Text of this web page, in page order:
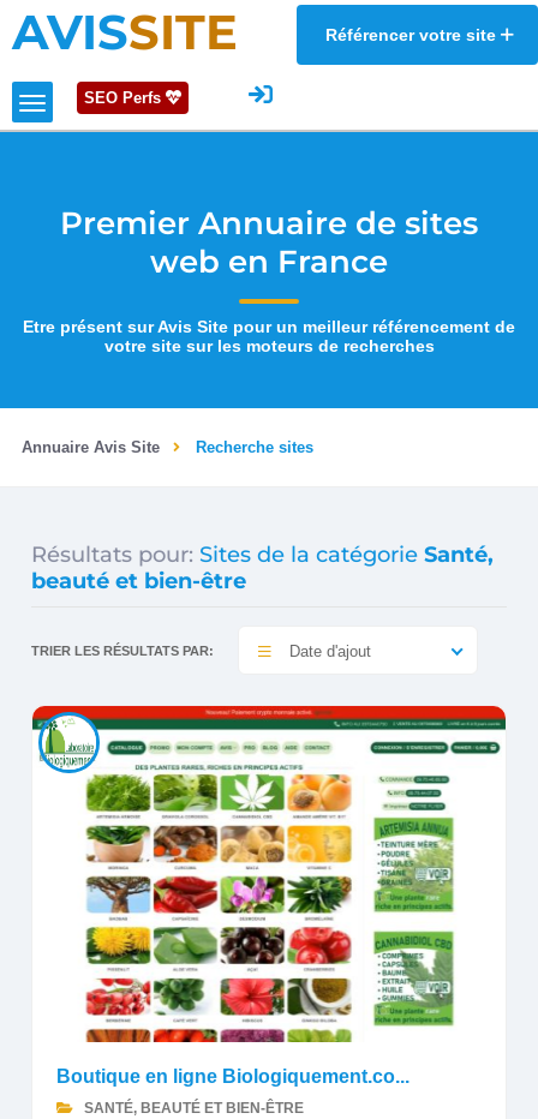
AVISSITE Référencer votre site
SEO Perfs
Premier Annuaire de sites
web en France
Etre présent sur Avis Site pour un meilleur référencement de
votre site sur les moteurs de recherches
Annuaire Avis Site Recherche sites
Résultats pour: Sites de la catégorie Santé,
beauté et bien-être
TRIER LES RÉSULTATS PAR: Date d'ajout
Boutique en ligne Biologiquement.co...
SANTÉ, BEAUTÉ ET BIEN-ÊTRE